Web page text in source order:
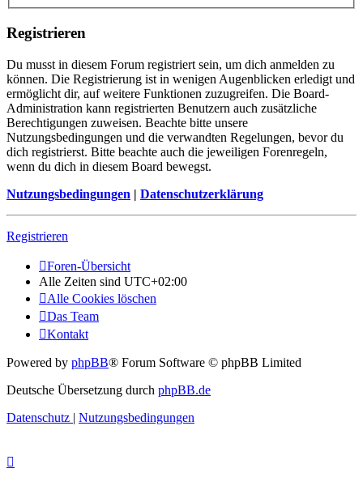
Registrieren
Du musst in diesem Forum registriert sein, um dich anmelden zu
können. Die Registrierung ist in wenigen Augenblicken erledigt und
ermöglicht dir, auf weitere Funktionen zuzugreifen. Die Board-
Administration kann registrierten Benutzern auch zusätzliche
Berechtigungen zuweisen. Beachte bitte unsere
Nutzungsbedingungen und die verwandten Regelungen, bevor du
dich registrierst. Bitte beachte auch die jeweiligen Forenregeln,
wenn du dich in diesem Board bewegst.
Nutzungsbedingungen | Datenschutzerklärung
Registrieren
Foren-Übersicht
Alle Zeiten sind UTC+02:00
Alle Cookies löschen
Das Team
Kontakt
Powered by phpBB® Forum Software © phpBB Limited
Deutsche Übersetzung durch phpBB.de
Datenschutz | Nutzungsbedingungen